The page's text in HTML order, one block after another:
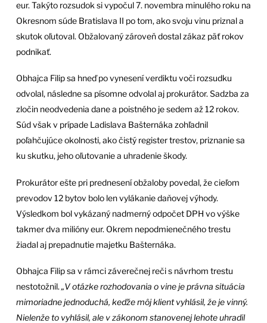
eur. Takýto rozsudok si vypočul 7. novembra minulého roku na
Okresnom súde Bratislava II po tom, ako svoju vinu priznal a
skutok oľutoval. Obžalovaný zároveň dostal zákaz päť rokov
podnikať.
Obhajca Filip sa hneď po vynesení verdiktu voči rozsudku
odvolal, následne sa písomne odvolal aj prokurátor. Sadzba za
zločin neodvedenia dane a poistného je sedem až 12 rokov.
Súd však v prípade Ladislava Bašternáka zohľadnil
poľahčujúce okolnosti, ako čistý register trestov, priznanie sa
ku skutku, jeho oľutovanie a uhradenie škody.
Prokurátor ešte pri prednesení obžaloby povedal, že cieľom
prevodov 12 bytov bolo len vylákanie daňovej výhody.
Výsledkom bol vykázaný nadmerný odpočet DPH vo výške
takmer dva milióny eur. Okrem nepodmienečného trestu
žiadal aj prepadnutie majetku Bašternáka.
Obhajca Filip sa v rámci záverečnej reči s návrhom trestu
nestotožnil. „V otázke rozhodovania o vine je právna situácia
mimoriadne jednoduchá, keďže môj klient vyhlásil, že je vinný.
Nielenže to vyhlásil, ale v zákonom stanovenej lehote uhradil